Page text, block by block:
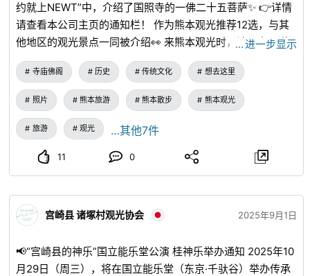
约就上NEWT”中，介绍了国照寺的一佛二十五菩萨✨ 👉详情
请查看本公司主页的通知栏！ 作为熊本观光推荐12选，与其
他地区的观光景点一同被介绍👀 来熊本观光时，请一定顺道
来访♪
…进一步显示
寺庙佛阁 历史 传统文化 想去这里
照片 熊本旅游 熊本散步 熊本观光
旅游 观光 …其他7件
11 0
宫崎县 诸塚村观光协会 2025年9月1日
📢“宫崎县的神乐”国立能乐堂公演 桂神乐举办通知 2025年10
月29日（周三），将在国立能乐堂（东京·千驮谷）举办传承